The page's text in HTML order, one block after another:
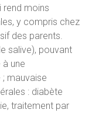
rend moins
y compris chez
des parents.
salive), pouvant
une
mauvaise
: diabète
traitement par